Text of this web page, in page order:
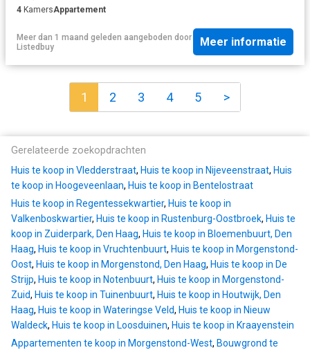
4 KamersAppartement
Meer dan 1 maand geleden aangeboden door
Listedbuy
Meer informatie
1 2 3 4 5 >
Gerelateerde zoekopdrachten
Huis te koop in Vledderstraat, Huis te koop in Nijeveenstraat, Huis
te koop in Hoogeveenlaan, Huis te koop in Bentelostraat
Huis te koop in Regentessekwartier, Huis te koop in
Valkenboskwartier, Huis te koop in Rustenburg-Oostbroek, Huis te
koop in Zuiderpark, Den Haag, Huis te koop in Bloemenbuurt, Den
Haag, Huis te koop in Vruchtenbuurt, Huis te koop in Morgenstond-
Oost, Huis te koop in Morgenstond, Den Haag, Huis te koop in De
Strijp, Huis te koop in Notenbuurt, Huis te koop in Morgenstond-
Zuid, Huis te koop in Tuinenbuurt, Huis te koop in Houtwijk, Den
Haag, Huis te koop in Wateringse Veld, Huis te koop in Nieuw
Waldeck, Huis te koop in Loosduinen, Huis te koop in Kraayenstein
Appartementen te koop in Morgenstond-West, Bouwgrond te